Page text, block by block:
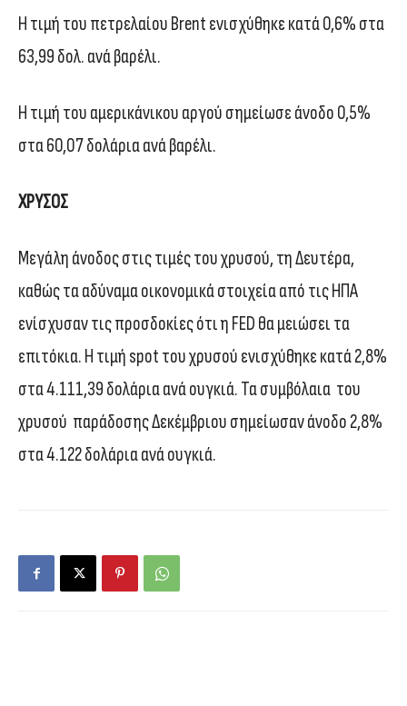
Η τιμή του πετρελαίου Brent ενισχύθηκε κατά 0,6% στα
63,99 δολ. ανά βαρέλι.
Η τιμή του αμερικάνικου αργού σημείωσε άνοδο 0,5%
στα 60,07 δολάρια ανά βαρέλι.
ΧΡΥΣΟΣ
Μεγάλη άνοδος στις τιμές του χρυσού, τη Δευτέρα,
καθώς τα αδύναμα οικονομικά στοιχεία από τις ΗΠΑ
ενίσχυσαν τις προσδοκίες ότι η FED θα μειώσει τα
επιτόκια. Η τιμή spot του χρυσού ενισχύθηκε κατά 2,8%
στα 4.111,39 δολάρια ανά ουγκιά. Τα συμβόλαια του
χρυσού παράδοσης Δεκέμβριου σημείωσαν άνοδο 2,8%
στα 4.122 δολάρια ανά ουγκιά.